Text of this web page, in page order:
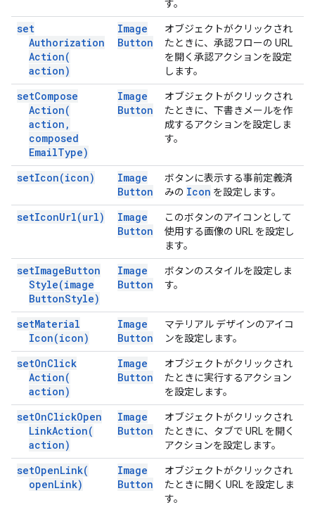
す。
set
Authorization
Action(
action)
Image
Button
オブジェクトがクリックされ
たときに、承認フローの URL
を開く承認アクションを設定
します。
setCompose
Action(
action ,
composed
EmailType)
Image
Button
オブジェクトがクリックされ
たときに、下書きメールを作
成するアクションを設定しま
す。
setIcon(icon)
Image
Button
ボタンに表示する事前定義済
みの Icon を設定します。
setIconUrl(url)
Image
Button
このボタンのアイコンとして
使用する画像の URL を設定し
ます。
setImageButton
Style(image
ButtonStyle)
Image
Button
ボタンのスタイルを設定しま
す。
setMaterial
Icon(icon)
Image
Button
マテリアル デザインのアイコ
ンを設定します。
setOnClick
Action(
action)
Image
Button
オブジェクトがクリックされ
たときに実行するアクション
を設定します。
setOnClickOpen
LinkAction(
action)
Image
Button
オブジェクトがクリックされ
たときに、タブで URL を開く
アクションを設定します。
setOpenLink(
openLink)
Image
Button
オブジェクトがクリックされ
たときに開く URL を設定しま
す。